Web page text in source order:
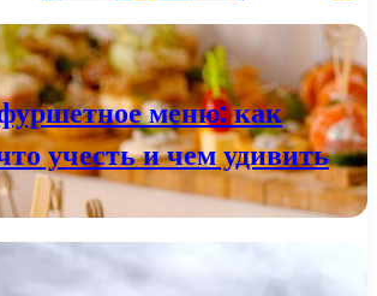
меню: как
учесть и чем удивить